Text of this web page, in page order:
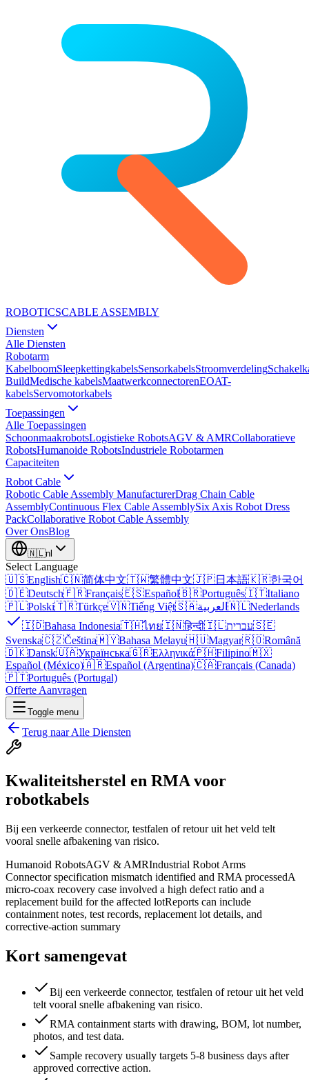
ROBOTICSCABLE ASSEMBLY
Diensten
Alle Diensten
Robotarm
KabelboomSleepkettingkabelsSensorkabelsStroomverdeling
BuildMedische kabelsMaatwerkconnectorenEOAT-
kabelsServomotorkabels
Toepassingen
Alle Toepassingen
SchoonmaakrobotsLogistieke RobotsAGV & AMRCollaboratieve
RobotsHumanoide RobotsIndustriele Robotarmen
Capaciteiten
Robot Cable
Robotic Cable Assembly ManufacturerDrag Chain Cable
AssemblyContinuous Flex Cable AssemblySix Axis Robot Dress
PackCollaborative Robot Cable Assembly
Over OnsBlog
🇳🇱nl
Select Language
🇺🇸English🇨🇳简体中文🇹🇼繁體中文🇯🇵日本語🇰🇷한국어
🇩🇪Deutsch🇫🇷Français🇪🇸Español🇧🇷Português🇮🇹Italiano
🇵🇱Polski🇹🇷Türkçe🇻🇳Tiếng Việt🇸🇦العربية 🇳🇱Nederlands
🇮🇩Bahasa Indonesia🇹🇭ไทย🇮🇳हिन्दी🇮🇱עברית🇸🇪
Svenska🇨🇿Čeština🇲🇾Bahasa Melayu🇭🇺Magyar🇷🇴Română
🇩🇰Dansk🇺🇦Українська🇬🇷Ελληνικά🇵🇭Filipino🇲🇽
Español (México)🇦🇷Español (Argentina)🇨🇦Français (Canada)
🇵🇹Português (Portugal)
Offerte Aanvragen
Toggle menu
Terug naar Alle Diensten
Kwaliteitsherstel en RMA voor
robotkabels
Bij een verkeerde connector, testfalen of retour uit het veld telt
vooral snelle afbakening van risico.
Humanoid RobotsAGV & AMRIndustrial Robot Arms
Connector specification mismatch identified and RMA processedA
micro-coax recovery case involved a high defect ratio and a
replacement build for the affected lotReports can include
containment notes, test records, replacement lot details, and
corrective-action summary
Kort samengevat
Bij een verkeerde connector, testfalen of retour uit het veld
telt vooral snelle afbakening van risico.
RMA containment starts with drawing, BOM, lot number,
photos, and test data.
Sample recovery usually targets 5-8 business days after
approved corrective action.